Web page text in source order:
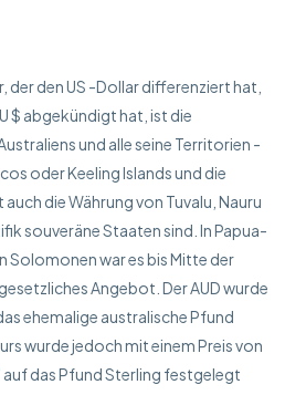
der den US -Dollar differenziert hat,
$ abgekündigt hat, ist die
und alle seine Territorien -
oder Keeling Islands und die
die Währung von Tuvalu, Nauru
souveräne Staaten sind. In Papua-
Solomonen war es bis Mitte der
Angebot. Der AUD wurde
ehemalige australische Pfund
wurde jedoch mit einem Preis von
auf das Pfund Sterling festgelegt